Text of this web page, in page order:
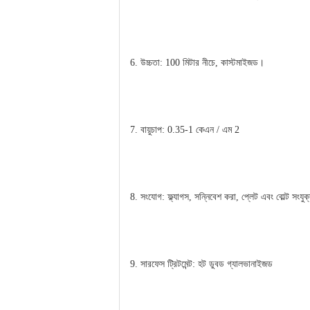
6. উচ্চতা: 100 মিটার নীচে, কাস্টমাইজড।
7. বায়ুচাপ: 0.35-1 কেএন / এম 2
8. সংযোগ: ফ্ল্যাগস, সন্নিবেশ করা, প্লেট এবং বোল্ট
9. সারফেস ট্রিটমেন্ট: হট ডুবড গ্যালভানাইজড